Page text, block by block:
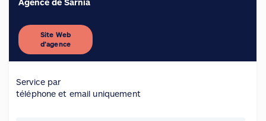
Agence de Sarnia
Site Web
d’agence
Service par
téléphone et email uniquement